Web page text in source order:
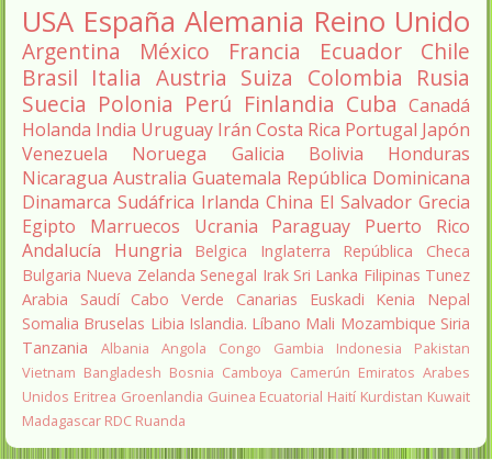
USA España Alemania Reino Unido
Argentina México Francia Ecuador
Chile
Brasil Italia Austria Suiza Colombia Rusia
Suecia Polonia Perú Finlandia Cuba Canadá
Holanda India Uruguay Irán Costa Rica Portugal Japón
Venezuela
Noruega Galicia Bolivia
Honduras
Nicaragua Australia Guatemala República Dominicana
Dinamarca Sudáfrica Irlanda China El Salvador Grecia
Egipto
Marruecos Ucrania Paraguay
Puerto Rico
Andalucía
Hungria Belgica Inglaterra
República Checa
Bulgaria Nueva Zelanda Senegal Irak Sri Lanka Filipinas Tunez
Arabia Saudí Cabo Verde Canarias Euskadi Kenia
Nepal
Somalia Bruselas Libia Islandia. Líbano Mali Mozambique Siria
Tanzania
Albania Angola Congo Gambia Indonesia
Pakistan
Vietnam Bangladesh Bosnia Camboya Camerún Emiratos Arabes
Unidos Eritrea Groenlandia Guinea Ecuatorial Haití Kurdistan Kuwait
Madagascar RDC Ruanda